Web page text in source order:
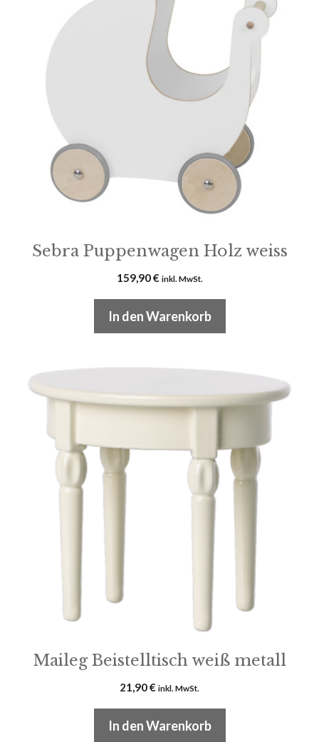
Sebra Puppenwagen Holz weiss
159,90€ inkl. MwSt.
In den Warenkorb
Maileg Beistelltisch weiß metall
21,90€ inkl. MwSt.
In den Warenkorb